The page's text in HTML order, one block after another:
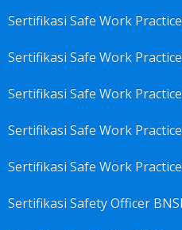
Sertifikasi Safe Work
Sertifikasi Safety Officer